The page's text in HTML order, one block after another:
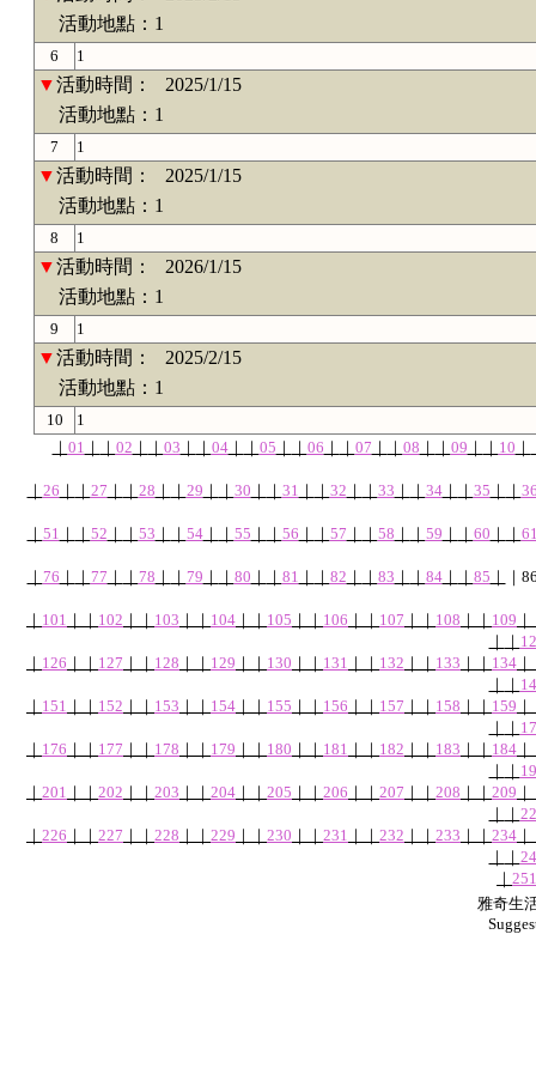
活動地點：1
6 1
▼活動時間：
2025/1/15
活動地點：1
7 1
▼活動時間：
2025/1/15
活動地點：1
8 1
▼活動時間：
2026/1/15
活動地點：1
9 1
▼活動時間：
2025/2/15
活動地點：1
10
1
｜ 01 ｜ ｜ 02 ｜ ｜ 03 ｜ ｜ 04｜ ｜ 05 ｜ ｜ 06 ｜ ｜ 07 ｜ ｜ 08 ｜ ｜ 09 ｜ ｜ 10 ｜
｜ 26 ｜ ｜ 27 ｜ ｜ 28 ｜ ｜ 29 ｜ ｜ 30 ｜ ｜ 31 ｜ ｜ 32 ｜ ｜ 33 ｜ ｜ 34｜ ｜ 35 ｜ ｜
｜ 51 ｜ ｜ 52 ｜ ｜ 53 ｜ ｜ 54｜ ｜ 55 ｜ ｜ 56 ｜ ｜ 57 ｜ ｜ 58 ｜ ｜ 59 ｜ ｜ 60 ｜ ｜
｜ 76 ｜ ｜ 77 ｜ ｜ 78 ｜ ｜ 79 ｜ ｜ 80 ｜ ｜ 81 ｜ ｜ 82 ｜ ｜ 83 ｜ ｜ 84｜ ｜ 85 ｜ ｜
｜ 101 ｜ ｜ 102 ｜ ｜ 103 ｜ ｜ 104 ｜ ｜ 105 ｜ ｜ 106 ｜ ｜ 107 ｜ ｜ 108 ｜ ｜ 109 ｜
｜
｜
｜ 126 ｜ ｜ 127 ｜ ｜ 128 ｜ ｜ 129 ｜ ｜ 130 ｜ ｜ 131 ｜ ｜ 132 ｜ ｜ 133 ｜ ｜ 134 ｜
｜
｜
｜ 151 ｜ ｜ 152 ｜ ｜ 153 ｜ ｜ 154 ｜ ｜ 155 ｜ ｜ 156 ｜ ｜ 157 ｜ ｜ 158 ｜ ｜ 159 ｜
｜
｜
｜ 176 ｜ ｜ 177 ｜ ｜ 178 ｜ ｜ 179 ｜ ｜ 180 ｜ ｜ 181 ｜ ｜ 182 ｜ ｜ 183 ｜ ｜ 184 ｜
｜
｜
｜ 201 ｜ ｜ 202 ｜ ｜ 203 ｜ ｜ 204 ｜ ｜ 205 ｜ ｜ 206 ｜ ｜ 207 ｜ ｜ 208 ｜ ｜ 209 ｜
｜
｜
｜ 226 ｜ ｜ 227 ｜ ｜ 228 ｜ ｜ 229 ｜ ｜ 230 ｜ ｜ 231 ｜ ｜ 232 ｜ ｜ 233 ｜ ｜ 234 ｜
｜
｜
｜ 251
雅奇生